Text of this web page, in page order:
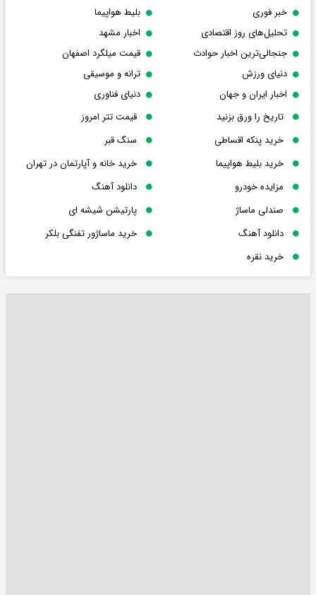
خبر فوری
بلیط هواپیما
تحلیل‌های روز اقتصادی
اخبار مشهد
جنجالی‌ترین اخبار حوادث
قیمت میلگرد اصفهان
دنیای ورزش
ترانه و موسیقی
اخبار ایران و جهان
دنیای فناوری
تاریخ را ورق بزنید
قیمت تتر امروز
خرید پنکه اقساطی
سنگ قبر
خرید بلیط هواپیما
خرید خانه و آپارتمان در تهران
مزایده خودرو
دانلود آهنگ
صندلی ماساژ
پارتیشن شیشه ای
دانلود آهنگ
خرید ماساژور تفنگی بلکر
خرید نقره